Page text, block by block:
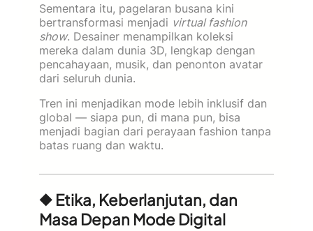
Sementara itu, pagelaran busana kini
bertransformasi menjadi virtual fashion
show. Desainer menampilkan koleksi
mereka dalam dunia 3D, lengkap dengan
pencahayaan, musik, dan penonton avatar
dari seluruh dunia.
Tren ini menjadikan mode lebih inklusif dan
global — siapa pun, di mana pun, bisa
menjadi bagian dari perayaan fashion tanpa
batas ruang dan waktu.
◆ Etika, Keberlanjutan, dan
Masa Depan Mode Digital